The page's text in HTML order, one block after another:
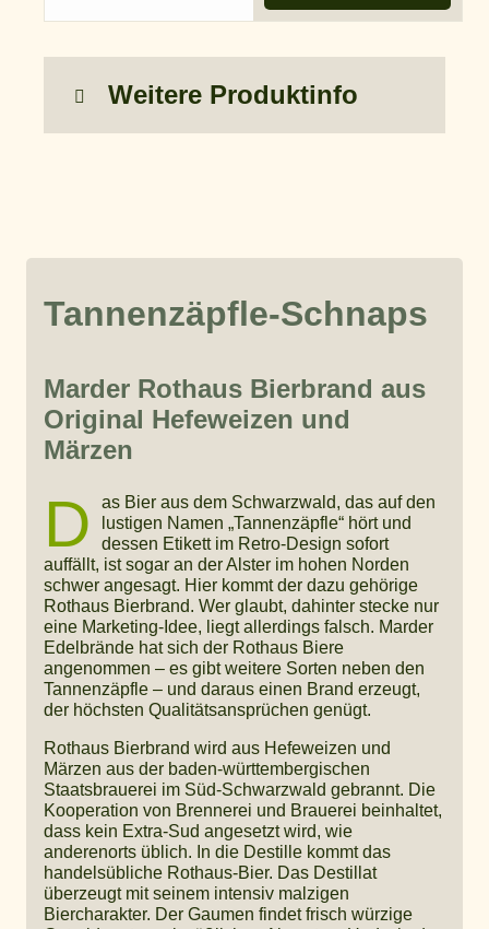
Weitere Produktinfo
Tannenzäpfle-Schnaps
Marder Rothaus Bierbrand aus
Original Hefeweizen und
Märzen
D
as Bier aus dem Schwarzwald, das auf den
lustigen Namen „Tannenzäpfle“ hört und
dessen Etikett im Retro-Design sofort
auffällt, ist sogar an der Alster im hohen Norden
schwer angesagt. Hier kommt der dazu gehörige
Rothaus Bierbrand. Wer glaubt, dahinter stecke nur
eine Marketing-Idee, liegt allerdings falsch. Marder
Edelbrände hat sich der Rothaus Biere
angenommen – es gibt weitere Sorten neben den
Tannenzäpfle – und daraus einen Brand erzeugt,
der höchsten Qualitätsansprüchen genügt.
Rothaus Bierbrand wird aus Hefeweizen und
Märzen aus der baden-württembergischen
Staatsbrauerei im Süd-Schwarzwald gebrannt. Die
Kooperation von Brennerei und Brauerei beinhaltet,
dass kein Extra-Sud angesetzt wird, wie
anderenorts üblich. In die Destille kommt das
handelsübliche Rothaus-Bier. Das Destillat
überzeugt mit seinem intensiv malzigen
Biercharakter. Der Gaumen findet frisch würzige